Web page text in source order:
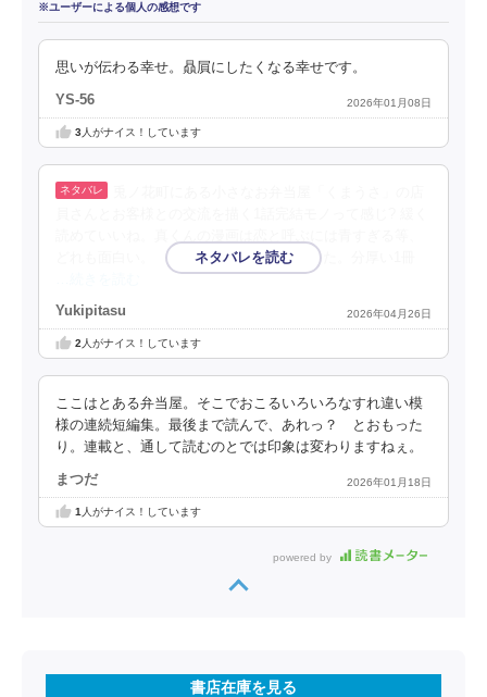
※ユーザーによる個人の感想です
思いが伝わる幸せ。贔屓にしたくなる幸せです。
YS-56 2026年01月08日
3人がナイス！しています
どれも面白い。 百合(GL)回も凄く良かった。分厚い1冊
Yukipitasu 2026年04月26日
2 人がナイス！しています
ここはとある弁当屋。そこでおこるいろいろなすれ違い模
様の連続短編集。最後まで読んで、あれっ？ とおもった
り。連載と、通して読むのとでは印象は変わりますねぇ。
まつだ 2026年01月18日
1 人がナイス！しています
powered by
書店在庫を見る